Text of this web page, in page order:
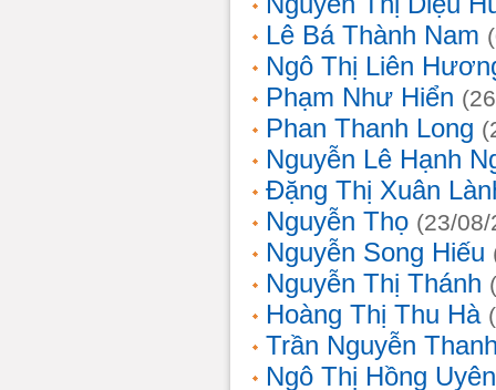
Lê Bá Thành Nam
Ngô Thị Liên
Phạm Như Hiển
Phan Thanh Long
Nguyễn Lê Hạnh
Đặng Thị Xuân
Nguyễn Thọ (23/
Nguyễn Song Hiếu
Nguyễn Thị Thánh
Hoàng Thị Thu Hà
Trần Nguyễn
Ngô Thị Hồng Uyên